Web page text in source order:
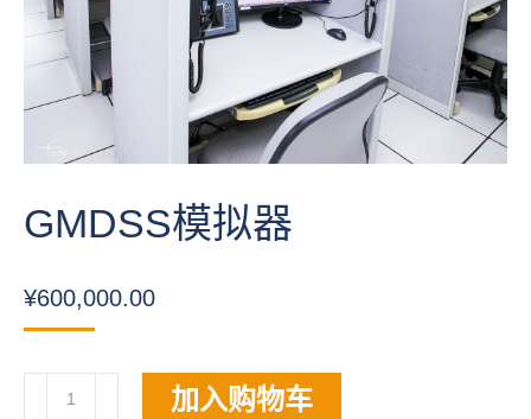
GMDSS模拟器
¥600,000.00
加入购物车